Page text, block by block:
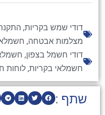
שתף :
דודי שמש בקריות,
מצלמות אבטחה,
דודי חשמל בצפון,
חשמלאי בקריות, לוחות